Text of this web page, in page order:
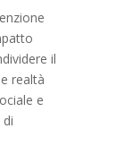
il
realtà
e